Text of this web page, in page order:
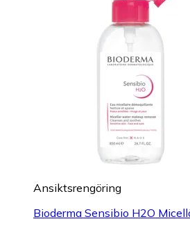
Ansiktsrengöring
Bioderma Sensibio H2O